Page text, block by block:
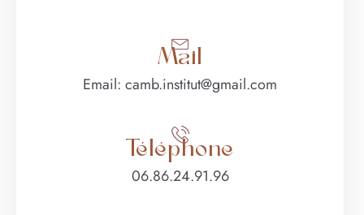
Mail
Email: camb.institut@gmail.com
Téléphone
06.86.24.91.96